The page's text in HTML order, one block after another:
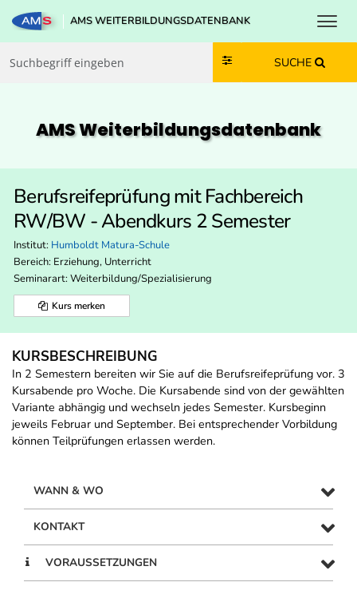
Zum Inhalt springen
Zum Navmenü springen
Zur Suche springen
Zur Footer springen
AMS WEITERBILDUNGSDATENBANK
SUCHE
AMS Weiterbildungs­datenbank
Berufsreifeprüfung mit Fachbereich
RW/BW - Abendkurs 2 Semester
Institut: Humboldt Matura-Schule
Bereich: Erziehung, Unterricht
Seminarart: Weiterbildung/Spezialisierung
Kurs merken
KURSBESCHREIBUNG
In 2 Semestern bereiten wir Sie auf die Berufsreifeprüfung vor. 3
Kursabende pro Woche. Die Kursabende sind von der gewählten
Variante abhängig und wechseln jedes Semester. Kursbeginn
jeweils Februar und September. Bei entsprechender Vorbildung
können Teilprüfungen erlassen werden.
WANN & WO
KONTAKT
VORAUSSETZUNGEN